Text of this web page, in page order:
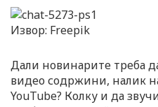
Извор: Freepik
Дали новинарите треба
видео содржини, налик
YouTube? Колку и да